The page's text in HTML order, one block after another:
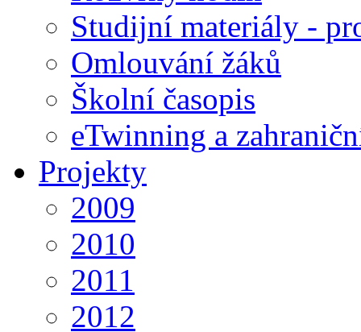
Studijní materiály -
Omlouvání žáků
Školní časopis
eTwinning a
Projekty
2009
2010
2011
2012